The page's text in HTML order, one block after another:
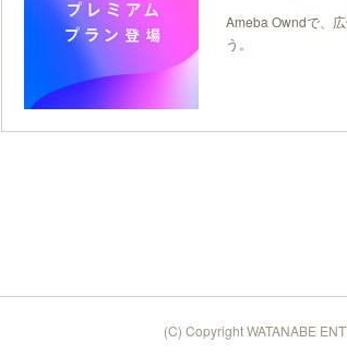
Ameba Owndで、
う。
(C) Copyright WATANABE